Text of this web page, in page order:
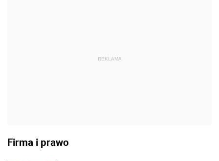
REKLAMA
Firma i prawo